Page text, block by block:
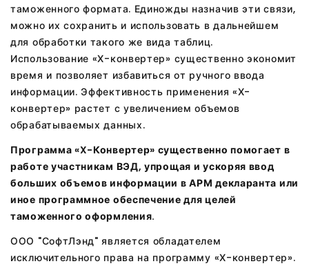
таможенного формата. Единожды назначив эти связи,
можно их сохранить и использовать в дальнейшем
для обработки такого же вида таблиц.
Использование «Х-конвертер» существенно экономит
время и позволяет избавиться от ручного ввода
информации. Эффективность применения «Х-
конвертер» растет с увеличением объемов
обрабатываемых данных.
Программа «X-Конвертер» существенно помогает в
работе участникам ВЭД, упрощая и ускоряя ввод
больших объемов информации в АРМ декларанта или
иное программное обеспечение для целей
таможенного оформления.
ООО "СофтЛэнд" является обладателем
исключительного права на программу «Х-конвертер».